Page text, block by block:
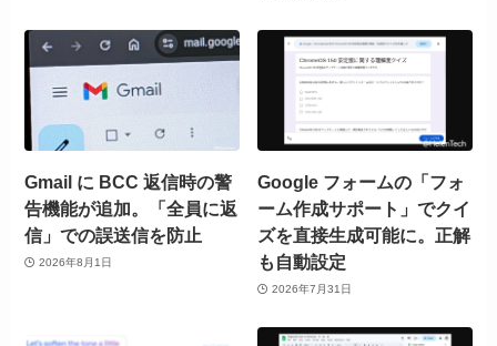
Gmail に BCC 返信時の警
告機能が追加。「全員に返
信」での誤送信を防止
2026年8月1日
Google フォームの「フォ
ーム作成サポート」でクイ
ズを直接生成可能に。正解
も自動設定
2026年7月31日